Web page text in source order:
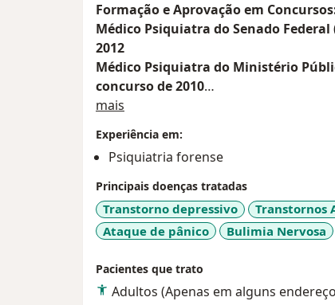
Formação e Aprovação em
Médico Psiquiatra do Senado Federal
2012
Médico Psiquiatra do Ministério
concurso de 2010
Médico Psiquiatra do Tribunal de
Médico Psiquiatra da Secretaria de
Residência Médica em Psiquiatria (2007
Graduado em Medicina pela
Dr. Bruno A. Jess é médico psiquiatra
Brasileira de Psiquiatria e fez
Depressão
mais
Experiência em:
Psiquiatria forense
Principais doenças tratadas
Transtorno depressivo Transtornos
Ataque de pânico
Bulimia Nervosa
Pacientes que trato
Adultos (Apenas em alguns